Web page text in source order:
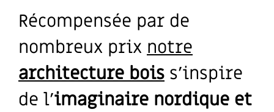
Récompensée par de
nombreux prix notre
architecture bois s’inspire
de l’imaginaire nordique et